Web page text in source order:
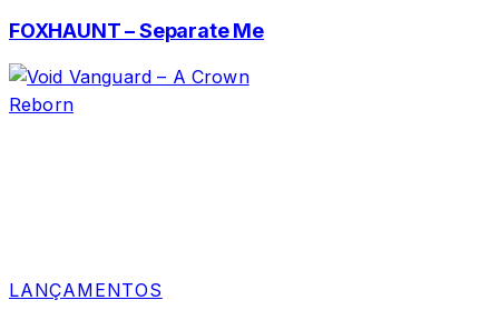
FOXHAUNT – Separate Me
LANÇAMENTOS